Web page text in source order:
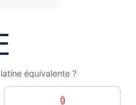
équivalente ?
ǧ